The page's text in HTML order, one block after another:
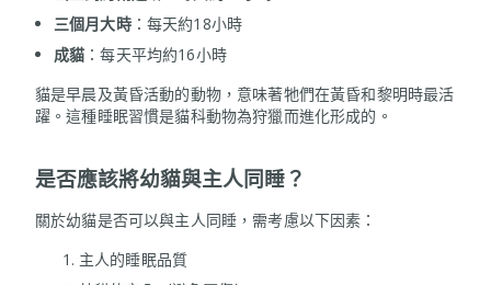
三個月大時：每天約18小時
成貓 ：每天平均約16小時
貓是早晨及黃昏活動的動物，意味著牠們在黃昏和黎明時最活
躍。這種睡眠習慣是貓科動物為狩獵而進化形成的。
是否應該將幼貓與主人同睡？
關於幼貓是否可以與主人同睡，需考慮以下因素：
主人的睡眠品質